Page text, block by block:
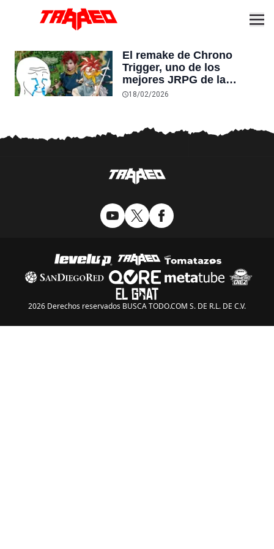
El remake de Chrono
Trigger, uno de los
mejores JRPG de la
historia, ya estaría en
18/02/2026
2026 Derechos reservados BUSCA TODO.COM S. DE R.L. DE C.V.